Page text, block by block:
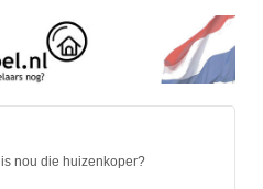
nou die huizenkoper?